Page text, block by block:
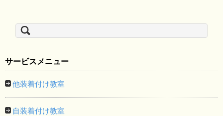
索:
サービスメニュー
他装着付け教室
自装着付け教室